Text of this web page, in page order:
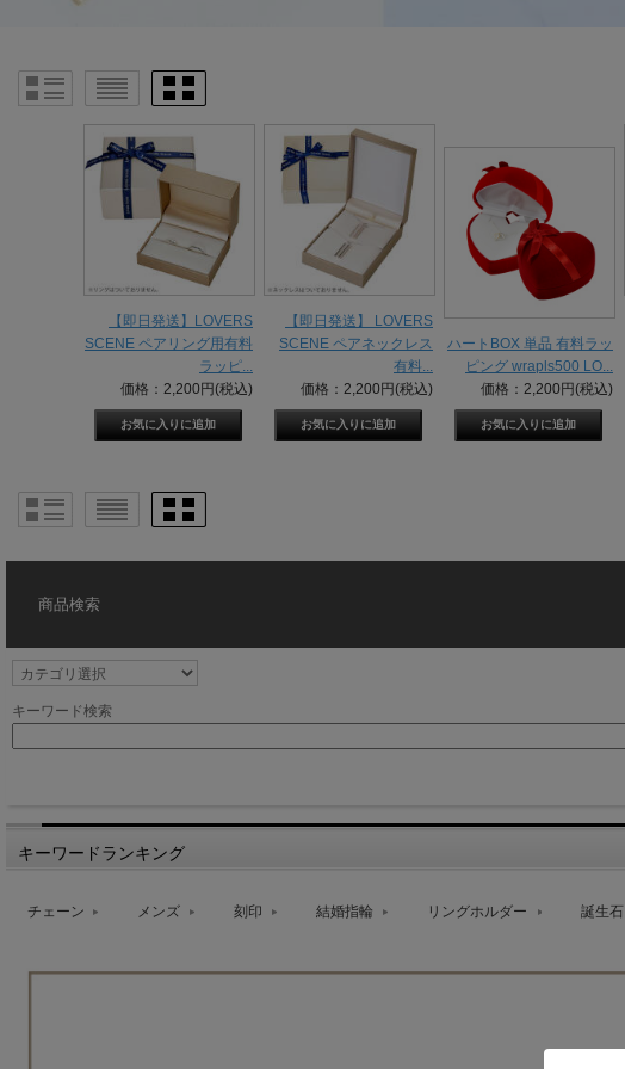
【即日発送】LOVERS
SCENE ペアリング用有料
ラッピ...
価格：2,200円(税込)
【即日発送】 LOVERS
SCENE ペアネックレス
有料...
価格：2,200円(税込)
ハートBOX 単品 有料ラッ
ピング wrapls500 LO...
価格：2,200円(税込)
商品検索
キーワード検索
キーワードランキング
チェーン メンズ 刻印 結婚指輪 リングホルダー 誕生石